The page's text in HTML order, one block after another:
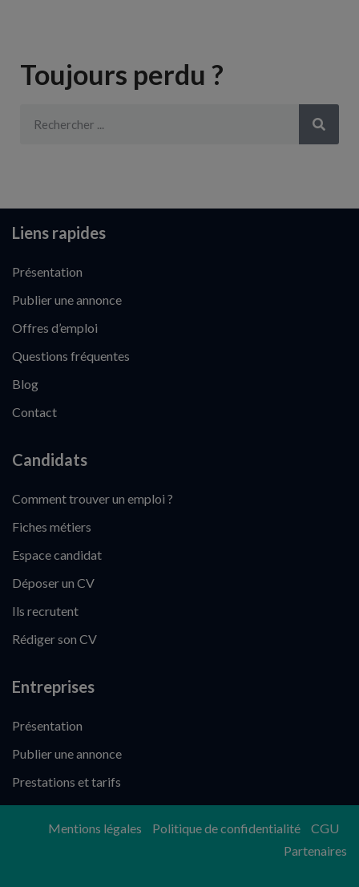
Toujours perdu ?
Liens rapides
Présentation
Publier une annonce
Offres d’emploi
Questions fréquentes
Blog
Contact
Candidats
Comment trouver un emploi ?
Fiches métiers
Espace candidat
Déposer un CV
Ils recrutent
Rédiger son CV
Entreprises
Présentation
Publier une annonce
Prestations et tarifs
Mentions légales Politique de confidentialité
CGU
Partenaires